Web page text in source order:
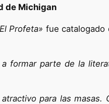
de Michigan
Profeta» fue catalogado
formar parte de la
para las